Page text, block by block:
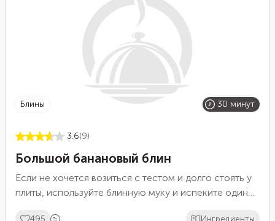
блины 30 минут
3.6(9)
Большой банановый блин
Если не хочется возиться с тестом и долго стоять у
плиты, используйте блинную муку и испеките один
495 Ингредиенты